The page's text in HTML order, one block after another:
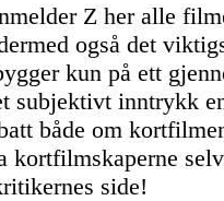
Z her alle
også det
kun på ett
subjektivt inntrykk
både om
kortfilmskaperne
side!